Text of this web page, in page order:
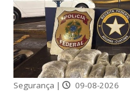
Segurança | 09-08-2026